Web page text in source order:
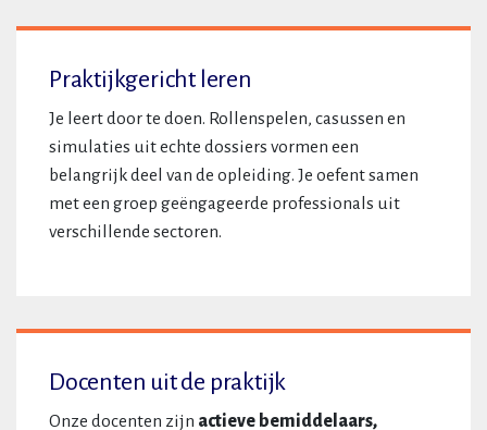
Praktijkgericht leren
Je leert door te doen. Rollenspelen, casussen en
simulaties uit echte dossiers vormen een
belangrijk deel van de opleiding. Je oefent samen
met een groep geëngageerde professionals uit
verschillende sectoren.
Docenten uit de praktijk
Onze docenten zijn actieve bemiddelaars,